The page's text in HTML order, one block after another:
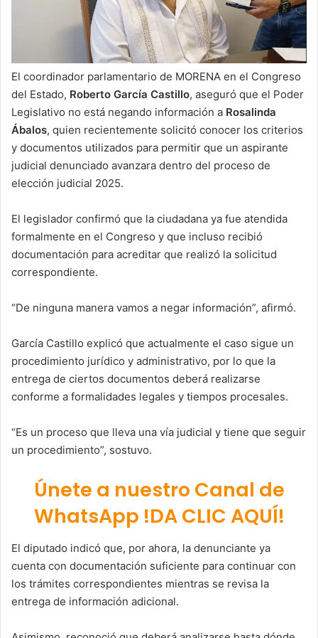
El coordinador parlamentario de MORENA en el Congreso
del Estado, Roberto García Castillo, aseguró que el Poder
Legislativo no está negando información a Rosalinda
Ábalos, quien recientemente solicitó conocer los criterios
y documentos utilizados para permitir que un aspirante
judicial denunciado avanzara dentro del proceso de
elección judicial 2025.
El legislador confirmó que la ciudadana ya fue atendida
formalmente en el Congreso y que incluso recibió
documentación para acreditar que realizó la solicitud
correspondiente.
“De ninguna manera vamos a negar información”, afirmó.
García Castillo explicó que actualmente el caso sigue un
procedimiento jurídico y administrativo, por lo que la
entrega de ciertos documentos deberá realizarse
conforme a formalidades legales y tiempos procesales.
“Es un proceso que lleva una vía judicial y tiene que seguir
un procedimiento”, sostuvo.
Únete a nuestro Canal de
WhatsApp !DA CLIC AQUÍ!
El diputado indicó que, por ahora, la denunciante ya
cuenta con documentación suficiente para continuar con
los trámites correspondientes mientras se revisa la
entrega de información adicional.